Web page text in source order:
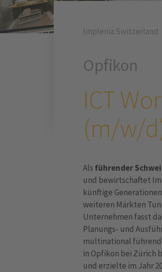
Implenia Switzerland
Opfikon
ICT
(m/w/
Als führender
und bewirtschaftet
künftige
weiteren Märkten
Unternehmen fasst
Planungs- und
multinational
in Opfikon bei Zürich
und erzielte im Jahr